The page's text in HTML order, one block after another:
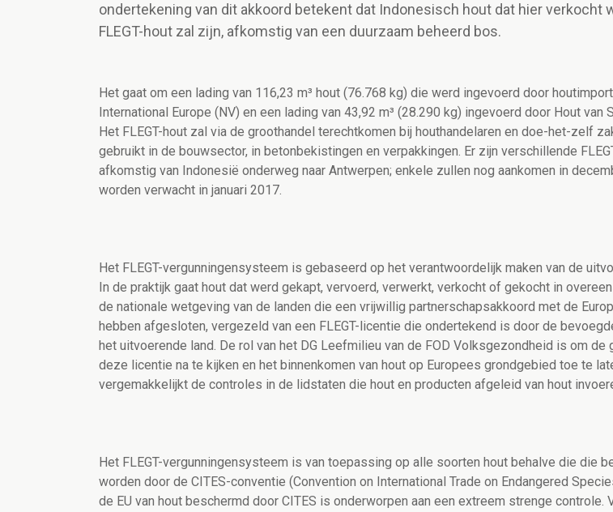
ondertekening van dit akkoord betekent dat Indonesisch hout dat hier verkocht
FLEGT-hout zal zijn, afkomstig van een duurzaam beheerd bos.
Het gaat om een lading van 116,23 m³ hout (76.768 kg) die werd ingevoerd door
International Europe (NV) en een lading van 43,92 m³ (28.290 kg) ingevoerd door Hout van
Het FLEGT-hout zal via de groothandel terechtkomen bij houthandelaren en doe-het-zelf
gebruikt in de bouwsector, in betonbekistingen en verpakkingen. Er zijn verschillende
afkomstig van Indonesië onderweg naar Antwerpen; enkele zullen nog aankomen in
worden verwacht in januari 2017.
Het FLEGT-vergunningensysteem is gebaseerd op het verantwoordelijk maken van de
In de praktijk gaat hout dat werd gekapt, vervoerd, verwerkt, verkocht of gekocht in
de nationale wetgeving van de landen die een vrijwillig partnerschapsakkoord met de
hebben afgesloten, vergezeld van een FLEGT-licentie die ondertekend is door de
het uitvoerende land. De rol van het DG Leefmilieu van de FOD Volksgezondheid is om de
deze licentie na te kijken en het binnenkomen van hout op Europees grondgebied toe te
vergemakkelijkt de controles in de lidstaten die hout en producten afgeleid van hout
Het FLEGT-vergunningensysteem is van toepassing op alle soorten hout behalve die die
worden door de CITES-conventie (Convention on International Trade on Endangered
de EU van hout beschermd door CITES is onderworpen aan een extreem strenge controle.